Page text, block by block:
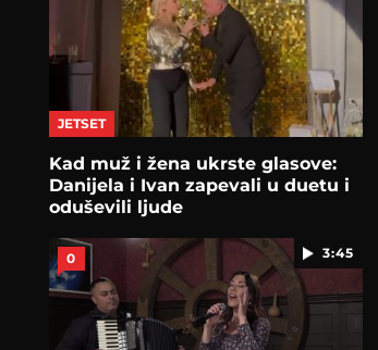
JETSET
Kad muž i žena ukrste glasove:
Danijela i Ivan zapevali u duetu i
oduševili ljude
3:45
0